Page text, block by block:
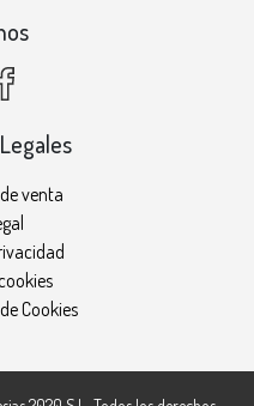
venta
Cookies